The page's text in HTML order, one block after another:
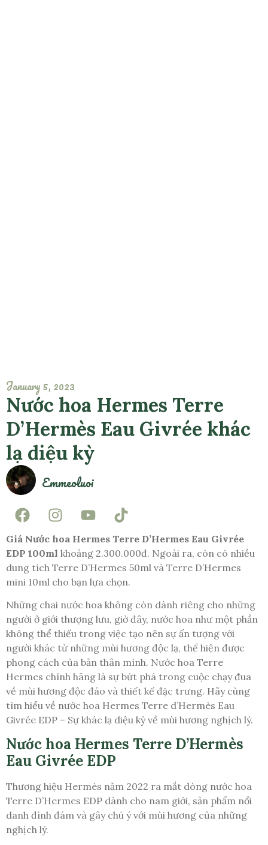
January 5, 2023
Nước hoa Hermes Terre
D’Hermès Eau Givrée khác
lạ diệu kỳ
Emmeoluoi
Giá Nước hoa Hermes Terre D’Hermes Eau Givrée
EDP 100ml khoảng 2.300.000đ. Ngoài ra, còn có nhiều
dung tích Terre D’Hermes 50ml và Terre D’Hermes
mini 10ml cho bạn lựa chọn.
Những chai nước hoa không còn dành riêng cho những
người ở giới thượng lưu, giờ đây, nước hoa như một phần
không thể thiếu trong việc tạo nên sự ấn tượng với
người khác từ những mùi hương độc lạ, thể hiện được
phong cách của bản thân mình. Nước hoa Terre
Hermes chính hãng là sự bứt phá trong cuộc chạy đua
về mùi hương độc đáo và thiết kế đặc trưng. Hãy cùng
tìm hiểu về nước hoa Hermes Terre d’Hermès Eau
Givrée EDP – Sự khác lạ diệu kỳ về mùi hương nghịch lý.
Nước hoa Hermes Terre D’Hermès
Eau Givrée EDP
Thương hiệu Hermès năm 2022 ra mắt dòng nước hoa
Terre D’Hermes EDP dành cho nam giới, sản phẩm nổi
danh đình đám và gây chú ý với mùi hương của những
nghịch lý.